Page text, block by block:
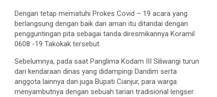
Dengan tetap mematuhi Prokes Covid – 19 acara yang
berlangsung dengan baik dan aman itu ditandai dengan
pengguntingan pita sebagai tanda diresmikannya Koramil
0608 -19 Takokak tersebut.
Sebelumnya, pada saat Panglima Kodam III Siliwangi turun
dari kendaraan dinas yang didampingi Dandim serta
anggota lainnya dan juga Bupati Cianjur, para warga
menyambutnya dengan sebuah tarian tradisional lengser